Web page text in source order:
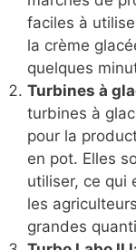
faciles à
la crème
quelques
Turbines à
turbines à
pour la
en pot. Elles
utiliser, ce qui
les
grandes